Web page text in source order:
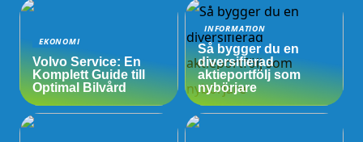
EKONOMI
Volvo Service: En
Komplett Guide till
Optimal Bilvård
INFORMATION
Så bygger du en
diversifierad
aktieportfölj som
nybörjare